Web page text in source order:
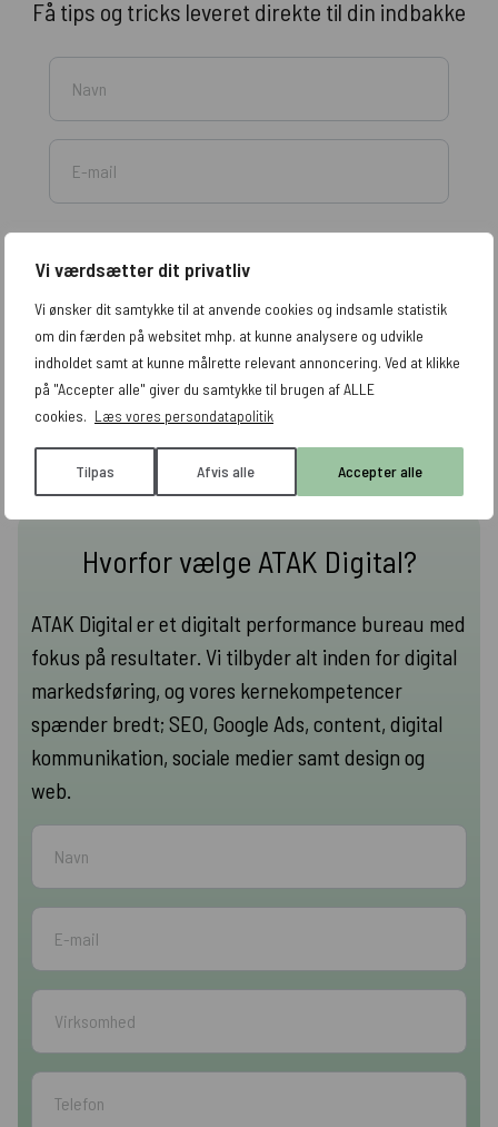
Vi værdsætter dit privatliv
Vi ønsker dit samtykke til at anvende cookies og indsamle statistik
om din færden på websitet mhp. at kunne analysere og udvikle
indholdet samt at kunne målrette relevant annoncering. Ved at klikke
på "Accepter alle" giver du samtykke til brugen af ALLE
cookies. Læs vores persondatapolitik
Tilpas Afvis alle Accepter alle
Få tips og tricks leveret direkte til din indbakke
Jeg accepterer, at mine data indsamles og
opbevares. Læs mere i vores
tilmelder dig vores nyhedsbrev.
Hvorfor vælge ATAK Digital?
ATAK Digital er et digitalt performance bureau med
fokus på resultater. Vi tilbyder alt inden for digital
markedsføring, og vores kernekompetencer
spænder bredt; SEO, Google Ads, content, digital
kommunikation, sociale medier samt design og
web.